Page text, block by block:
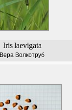
Iris laevigata
Вера Волкотруб